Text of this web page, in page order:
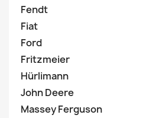
Fendt
Fiat
Ford
Fritzmeier
Hürlimann
John Deere
Massey Ferguson